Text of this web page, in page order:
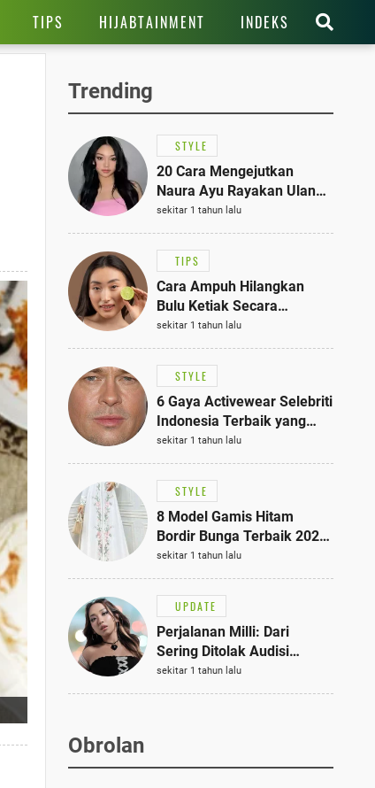
TIPS HIJABTAINMENT INDEKS
Trending
STYLE
20 Cara Mengejutkan
Naura Ayu Rayakan Ulang
Tahun di Panti Asuhan,
Terlihat Anggun dengan
Kaftan Cokelat
sekitar 1 tahun lalu
TIPS
Cara Ampuh Hilangkan
Bulu Ketiak Secara
Permanen dalam 5
Langkah Sederhana
sekitar 1 tahun lalu
STYLE
6 Gaya Activewear Selebriti
Indonesia Terbaik yang
Bisa Jadi Inspirasi
Fashionmu
sekitar 1 tahun lalu
STYLE
8 Model Gamis Hitam
Bordir Bunga Terbaik 2025,
Stylish untuk Hangout
hingga Acara Semi-Formal
sekitar 1 tahun lalu
UPDATE
Perjalanan Milli: Dari
Sering Ditolak Audisi
hingga Menjadi Rapper Top
10 Thailand
sekitar 1 tahun lalu
Obrolan